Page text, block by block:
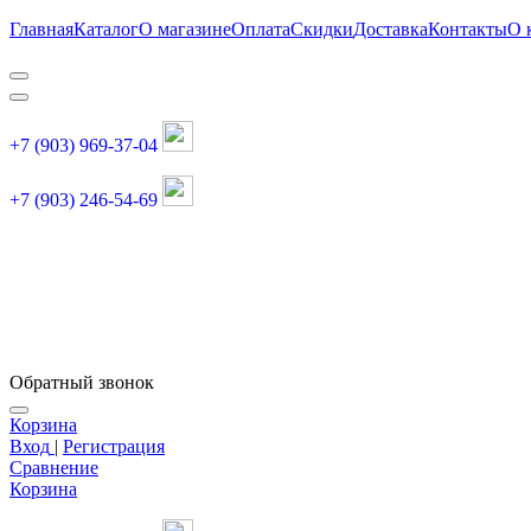
ГлавнаяКаталогО магазинеОплатаСкидкиДоставкаКонтактыО
+7 (903) 969-37-04
+7 (903) 246-54-69
Обратный звонок
Корзина
Вход | Регистрация
Сравнение
Корзина